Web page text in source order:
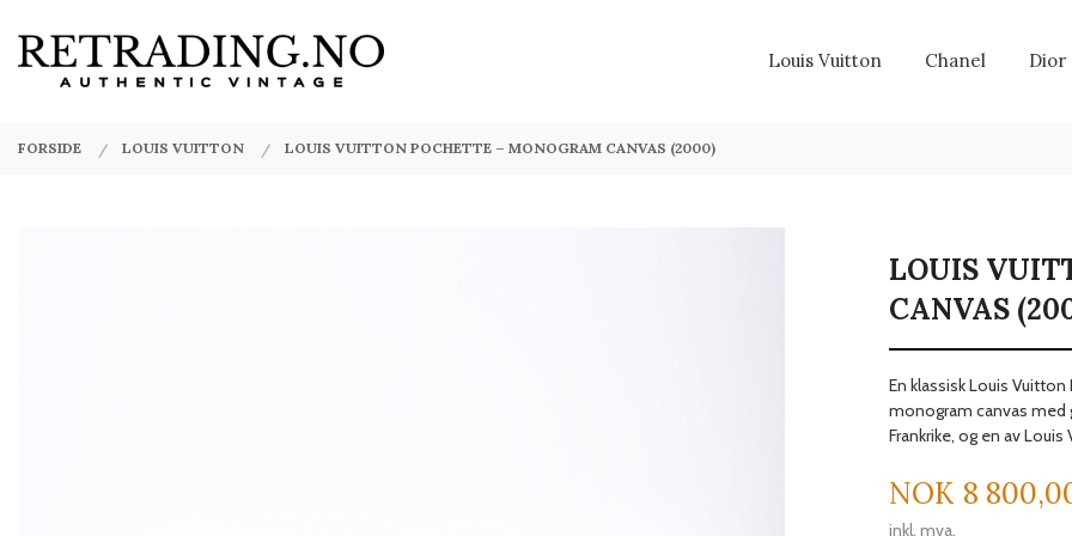
innholdet
PRODUKTER
Louis Vuitton Chanel Dior
FORSIDE LOUIS VUITTON LOUIS VUITTON POCHETTE – MONOGRAM CANVAS (2000)
LOUIS
CANVAS
En klassisk Louis
monogram canvas med
Frankrike, og en av
Pris
NOK 8
inkl. mva.